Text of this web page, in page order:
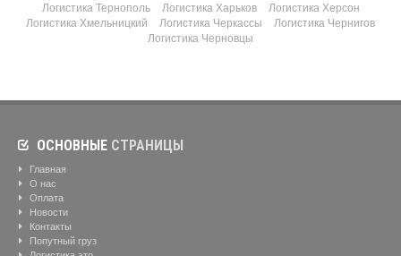
Логистика Тернополь
Логистика Харьков
Логистика Херсон
Логистика Хмельницкий
Логистика Черкассы
Логистика Чернигов
Логистика Черновцы
ОСНОВНЫЕ СТРАНИЦЫ
Главная
О нас
Оплата
Новости
Контакты
Попутный груз